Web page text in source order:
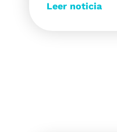
Leer noticia